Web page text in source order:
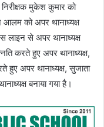
मुकेश कुमार को
आलम को अपर थानाध्यक्ष
लाइन से अपर थानाध्यक्ष
करते हुए अपर थानाध्यक्ष,
हुए अपर थानाध्यक्ष, सुजाता
बनाया गया है।